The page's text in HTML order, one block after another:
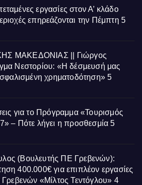
εργασίες στον Α’ κλάδο
επηρεάζονται την Πέμπτη 5
ΜΑΚΕΔΟΝΙΑΣ || Γιώργος
Νεστορίου: «Η δέσμευσή μας
χρηματοδότηση» 5
για το Πρόγραμμα «Τουρισμός
– Πότε λήγει η προσθεσμία 5
(Βουλευτής ΠΕ Γρεβενών):
400.000€ για επιπλέον εργασίες
Γρεβενών «Μίλτος Τεντόγλου» 4